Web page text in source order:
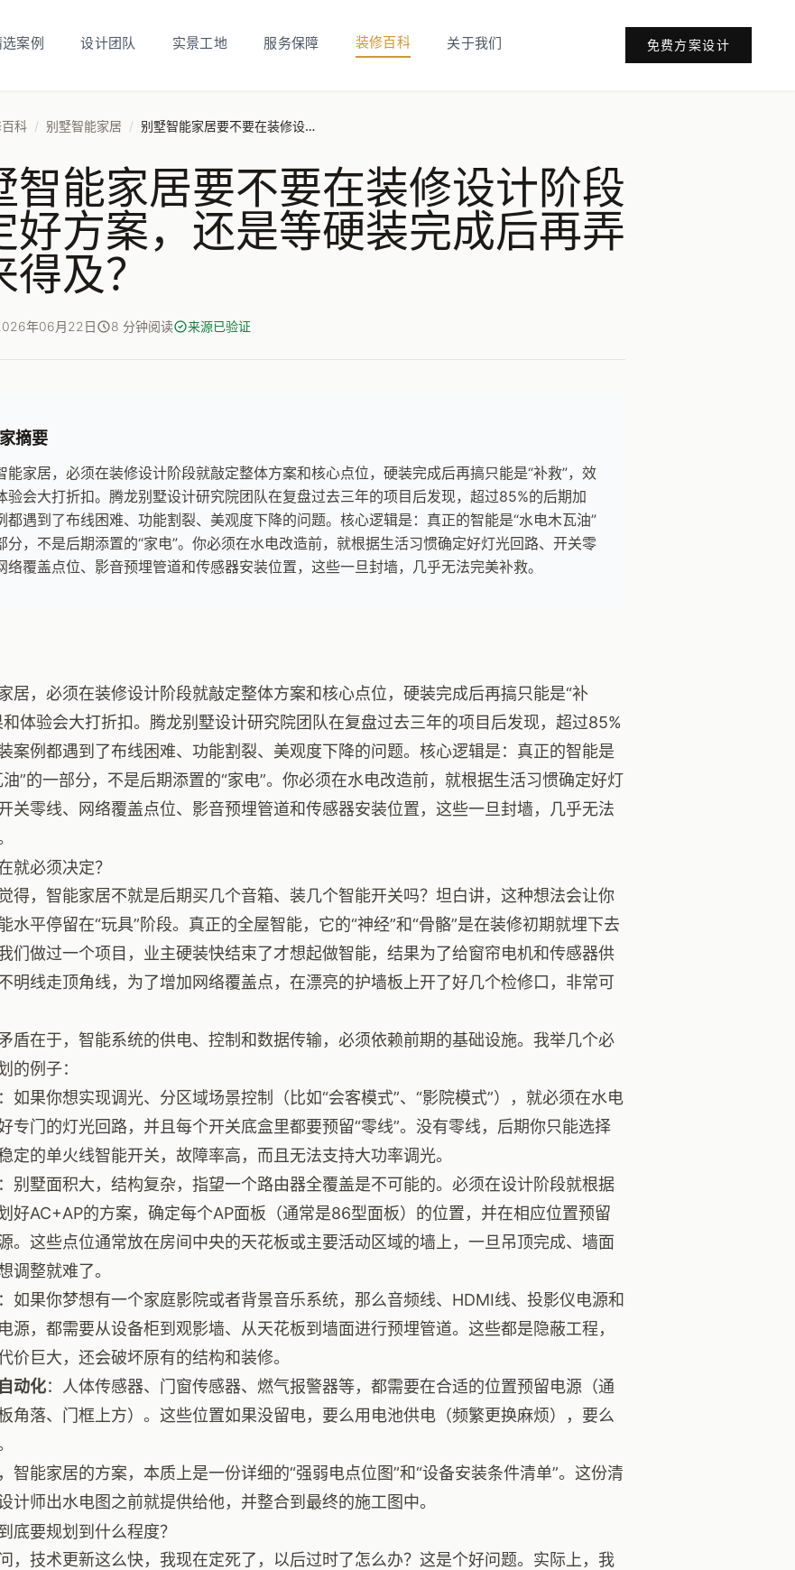
案例 设计团队 实景工地 服务保障 装修百科 关于我们 免费方案设计
科 / 别墅智能家居 / 别墅智能家居要不要在装修设计阶段就定好方案，还是等硬装完成后再弄也来得及？
智能家居要不要在装修设计阶段
好方案，还是等硬装完成后再弄
及？
年06月22日 8 分钟阅读 来源已验证
摘要
能家居，必须在装修设计阶段就敲定整体方案和核心点位，硬装完成后再搞只能是“补救”，效
验会大打折扣。腾龙别墅设计研究院团队在复盘过去三年的项目后发现，超过85%的后期加
都遇到了布线困难、功能割裂、美观度下降的问题。核心逻辑是：真正的智能是“水电木瓦油”
分，不是后期添置的“家电”。你必须在水电改造前，就根据生活习惯确定好灯光回路、开关零
络覆盖点位、影音预埋管道和传感器安装位置，这些一旦封墙，几乎无法完美补救。
居，必须在装修设计阶段就敲定整体方案和核心点位，硬装完成后再搞只能是“补
和体验会大打折扣。腾龙别墅设计研究院团队在复盘过去三年的项目后发现，超过85%
案例都遇到了布线困难、功能割裂、美观度下降的问题。核心逻辑是：真正的智能是
油”的一部分，不是后期添置的“家电”。你必须在水电改造前，就根据生活习惯确定好灯
关零线、网络覆盖点位、影音预埋管道和传感器安装位置，这些一旦封墙，几乎无法
就必须决定？
得，智能家居不就是后期买几个音箱、装几个智能开关吗？坦白讲，这种想法会让你
水平停留在“玩具”阶段。真正的全屋智能，它的“神经”和“骨骼”是在装修初期就埋下去
们做过一个项目，业主硬装快结束了才想起做智能，结果为了给窗帘电机和传感器供
明线走顶角线，为了增加网络覆盖点，在漂亮的护墙板上开了好几个检修口，非常可
盾在于，智能系统的供电、控制和数据传输，必须依赖前期的基础设施。我举几个必
的例子：
：如果你想实现调光、分区域场景控制（比如“会客模式”、“影院模式”），就必须在水电
专门的灯光回路，并且每个开关底盒里都要预留“零线”。没有零线，后期你只能选择
定的单火线智能开关，故障率高，而且无法支持大功率调光。
别墅面积大，结构复杂，指望一个路由器全覆盖是不可能的。必须在设计阶段就根据
好AC+AP的方案，确定每个AP面板（通常是86型面板）的位置，并在相应位置预留
。这些点位通常放在房间中央的天花板或主要活动区域的墙上，一旦吊顶完成、墙面
调整就难了。
如果你梦想有一个家庭影院或者背景音乐系统，那么音频线、HDMI线、投影仪电源和
源，都需要从设备柜到观影墙、从天花板到墙面进行预埋管道。这些都是隐蔽工程，
价巨大，还会破坏原有的结构和装修。
动化：人体传感器、门窗传感器、燃气报警器等，都需要在合适的位置预留电源（通
角落、门框上方）。这些位置如果没留电，要么用电池供电（频繁更换麻烦），要么
智能家居的方案，本质上是一份详细的“强弱电点位图”和“设备安装条件清单”。这份清
计师出水电图之前就提供给他，并整合到最终的施工图中。
底要规划到什么程度？
，技术更新这么快，我现在定死了，以后过时了怎么办？这是个好问题。实际上，我